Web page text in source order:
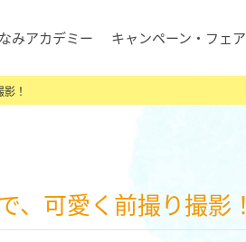
みアカデミー キャンペーン・フェア
！
、可愛く前撮り撮影！